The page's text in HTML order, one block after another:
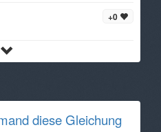
+0
diese Gleichung